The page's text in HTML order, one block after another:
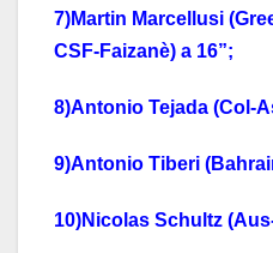
7)Martin Marcellusi
CSF-Faizanè) a 16”;
8)Antonio Tejada (Col-
9)Antonio Tiberi
10)Nicolas Schultz